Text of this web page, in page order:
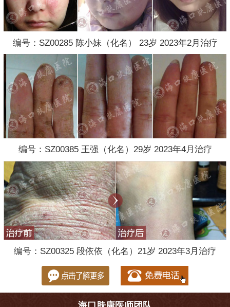
编号：SZ00285 陈小妹（化名） 23岁 2023年2月治疗
编号：SZ00385 王强（化名）29岁 2023年4月治疗
编号：SZ00325 段依依（化名）21岁 2023年3月治疗